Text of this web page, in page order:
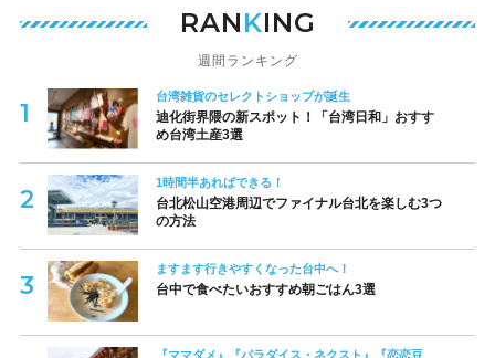
RANKING
週間ランキング
台湾雑貨のセレクトショップが誕生
迪化街界隈の新スポット！「台湾日和」おすす
め台湾土産3選
1時間半あればできる！
台北松山空港周辺でファイナル台北を楽しむ3つ
の方法
ますます行きやすくなった台中へ！
台中で食べたいおすすめ朝ごはん3選
『ママダメ』『パラダイス・ネクスト』『恋恋豆